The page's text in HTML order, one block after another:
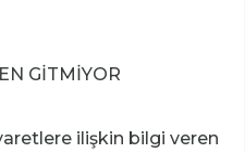
GİTMİYOR
ilişkin bilgi veren